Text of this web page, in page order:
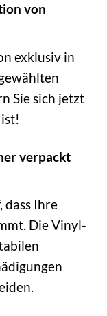
von
exklusiv in
Sie sich jetzt
verpackt
dass Ihre
Die Vinyl-